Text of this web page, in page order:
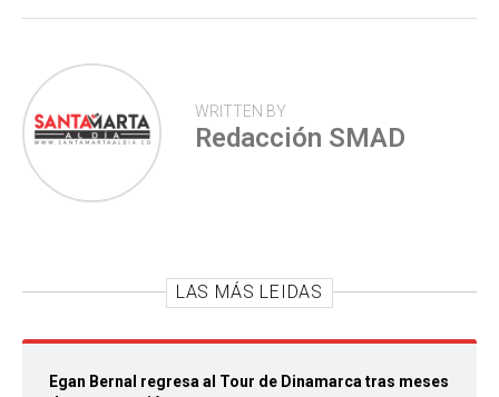
WRITTEN BY
Redacción SMAD
LAS MÁS LEIDAS
Egan Bernal regresa al Tour de Dinamarca tras meses